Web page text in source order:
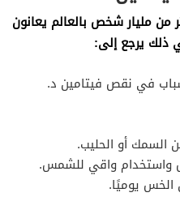
من مليار شخص بالعالم يعانون
ذلك يرجع إلى:
في نقص فيتامين د.
السمك أو الحليب.
واستخدام واقي للشمس.
يوميًا.